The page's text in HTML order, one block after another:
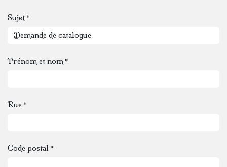
Sujet *
Prénom et nom *
Rue *
Code postal *